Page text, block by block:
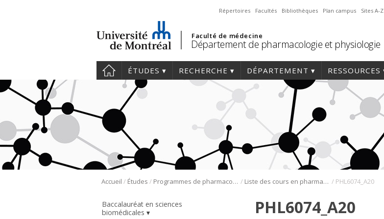
Répertoires Facultés Bibliothèques Plan campus Sites A-Z
Faculté de médecine
Département de pharmacologie et physiologie
ÉTUDES RECHERCHE DÉPARTEMENT RESSOURCES
Accueil / Études / Programmes de pharmacologie / Liste des cours en pharmacologie / PHL6074_A20
Baccalauréat en sciences
biomédicales
PHL6074_A20